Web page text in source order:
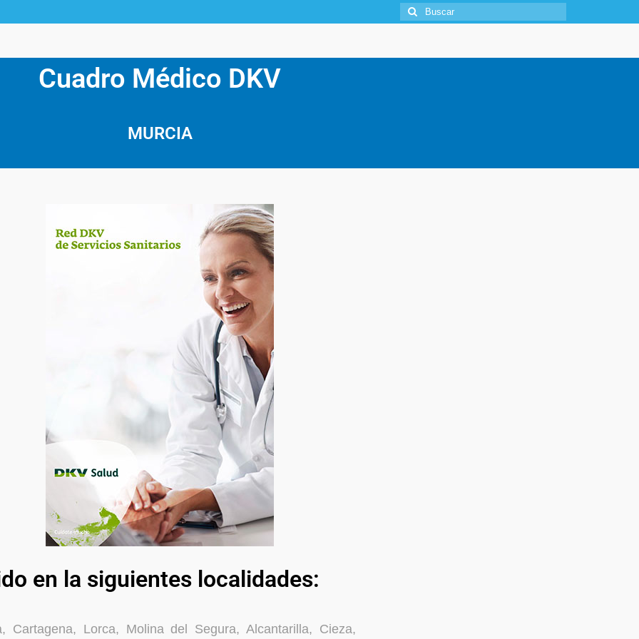
Cuadro Médico DKV
MURCIA
en la siguientes localidades:
Cartagena, Lorca, Molina del Segura, Alcantarilla, Cieza,